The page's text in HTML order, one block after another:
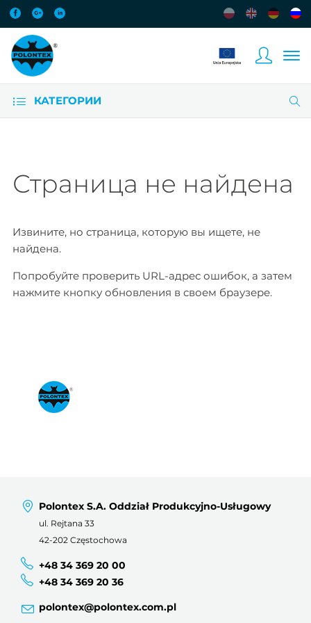
КАТЕГОРИИ
Страница не найдена
Извините, но страница, которую вы ищете, не
найдена.
Попробуйте проверить URL-адрес ошибок, а затем
нажмите кнопку обновления в своем браузере.
Polontex S.A. Oddział Produkcyjno-Usługowy
ul. Rejtana 33
42-202 Częstochowa
+48 34 369 20 00
+48 34 369 20 36
polontex@polontex.com.pl